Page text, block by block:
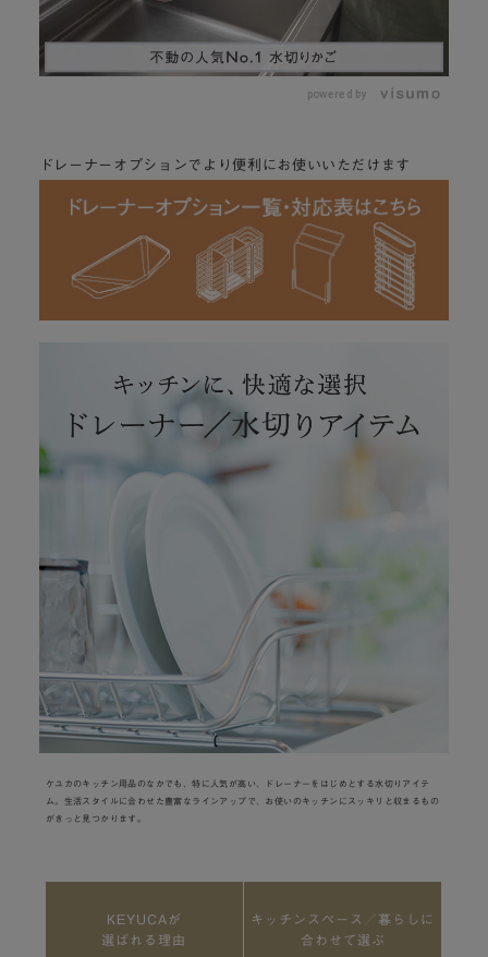
n
/
L
o
a
d
0
%
powered by
ドレーナーオプションでより便利にお使いいただけます
ケユカのキッチン用品のなかでも、特に人気が高い、ドレーナーをはじめとする水切りアイテ
ム。生活スタイルに合わせた豊富なラインアップで、お使いのキッチンにスッキリと収まるもの
がきっと見つかります。
KEYUCAが
選ばれる理由
キッチンスペース／暮らしに
合わせて選ぶ